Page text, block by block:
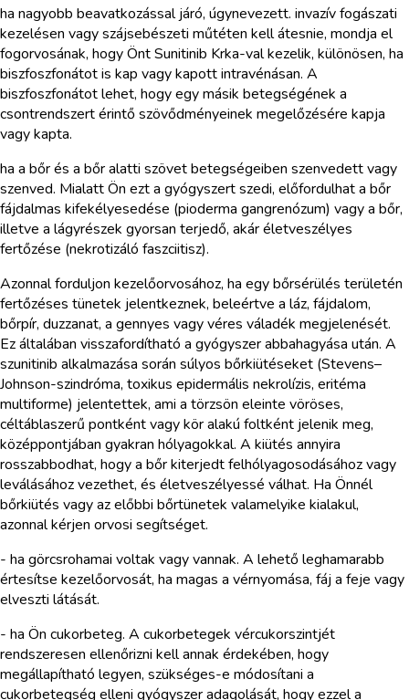
ha nagyobb beavatkozással járó, úgynevezett. invazív fogászati
kezelésen vagy szájsebészeti műtéten kell átesnie, mondja el
fogorvosának, hogy Önt Sunitinib Krka-val kezelik, különösen, ha
biszfoszfonátot is kap vagy kapott intravénásan. A
biszfoszfonátot lehet, hogy egy másik betegségének a
csontrendszert érintő szövődményeinek megelőzésére kapja
vagy kapta.
ha a bőr és a bőr alatti szövet betegségeiben szenvedett vagy
szenved. Mialatt Ön ezt a gyógyszert szedi, előfordulhat a bőr
fájdalmas kifekélyesedése (pioderma gangrenózum) vagy a bőr,
illetve a lágyrészek gyorsan terjedő, akár életveszélyes
fertőzése (nekrotizáló faszciitisz).
Azonnal forduljon kezelőorvosához, ha egy bőrsérülés területén
fertőzéses tünetek jelentkeznek, beleértve a láz, fájdalom,
bőrpír, duzzanat, a gennyes vagy véres váladék megjelenését.
Ez általában visszafordítható a gyógyszer abbahagyása után. A
szunitinib alkalmazása során súlyos bőrkiütéseket (Stevens–
Johnson-szindróma, toxikus epidermális nekrolízis, eritéma
multiforme) jelentettek, ami a törzsön eleinte vöröses,
céltáblaszerű pontként vagy kör alakú foltként jelenik meg,
középpontjában gyakran hólyagokkal. A kiütés annyira
rosszabbodhat, hogy a bőr kiterjedt felhólyagosodásához vagy
leválásához vezethet, és életveszélyessé válhat. Ha Önnél
bőrkiütés vagy az előbbi bőrtünetek valamelyike kialakul,
azonnal kérjen orvosi segítséget.
- ha görcsrohamai voltak vagy vannak. A lehető leghamarabb
értesítse kezelőorvosát, ha magas a vérnyomása, fáj a feje vagy
elveszti látását.
- ha Ön cukorbeteg. A cukorbetegek vércukorszintjét
rendszeresen ellenőrizni kell annak érdekében, hogy
megállapítható legyen, szükséges-e módosítani a
cukorbetegség elleni gyógyszer adagolását, hogy ezzel a